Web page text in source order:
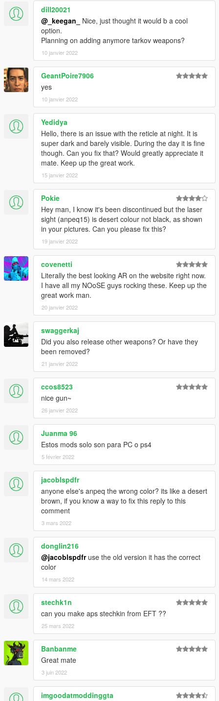
dill20021
@_keegan_
Nice, just thought it would b a cool
option.
Planning on adding anymore tarkov weapons?
10 janvier 2022
GeantPoire7906
yes
10 janvier 2022
Yedidya
Hello, there is an issue with the reticle at night. It is
super dark and barely visible. During the day it is fine
though. Can you fix that? Would greatly appreciate it
mate. Keep up the great work.
15 janvier 2022
Pokie
Hey man, I know it's been discontinued but the laser
sight (anpeq15) is desert colour not black, as shown
in your pictures. Can you please fix this?
19 janvier 2022
covenetti
Literally the best looking AR on the website right now.
I have all my NOoSE guys rocking these. Keep up the
great work man.
20 janvier 2022
swaggerkaj
Did you also release other weapons? Or have they
been removed?
21 janvier 2022
ccos8523
nice gun~
26 janvier 2022
Juanma 96
Estos mods solo son para PC o ps4
5 février 2022
jacoblspdfr
anyone else's anpeq the wrong color? its like a desert
brown, if you know a way to fix this reply to this
comment
3 mars 2022
donglin216
@jacoblspdfruse the old version it has the correct
color
14 mars 2022
stechk1n
can you make aps stechkin from EFT ??
25 mars 2022
Banbanme
Great mate
3 juin 2022
imgoodatmoddinggta